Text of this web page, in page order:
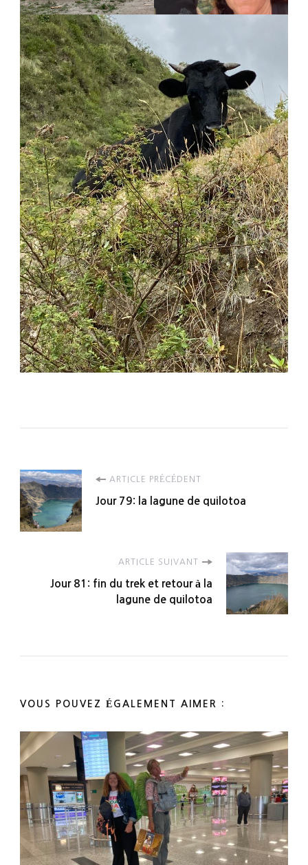
Navigation
d'article
ARTICLE PRÉCÉDENT
Jour 79: la lagune de quilotoa
ARTICLE SUIVANT
Jour 81: fin du trek et retour à la
lagune de quilotoa
VOUS POUVEZ ÉGALEMENT AIMER :